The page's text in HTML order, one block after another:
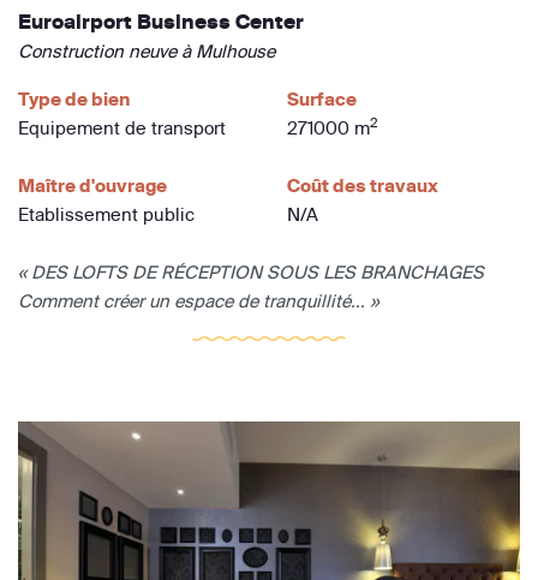
Euroairport Business Center
Construction neuve à Mulhouse
Type de bien
Equipement de transport
Surface
271000 m2
Maître d'ouvrage
Etablissement public
Coût des travaux
N/A
« DES LOFTS DE RÉCEPTION SOUS LES BRANCHAGES
Comment créer un espace de tranquillité... »